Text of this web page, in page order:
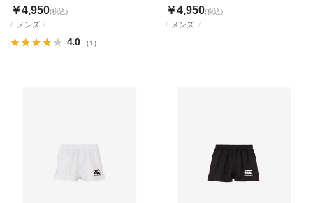
メンズ
4.0 （1）
￥4,950(税込)
メンズ
￥4,950(税込)